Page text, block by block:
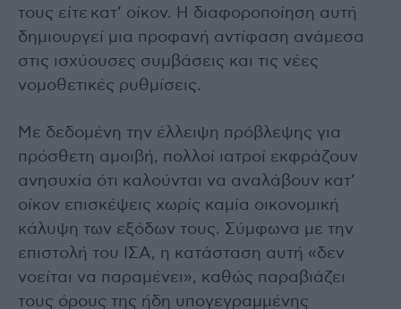
τους είτε κατ’ οίκον. Η διαφοροποίηση αυτή
δημιουργεί μια προφανή αντίφαση ανάμεσα
στις ισχύουσες συμβάσεις και τις νέες
νομοθετικές ρυθμίσεις.
Με δεδομένη την έλλειψη πρόβλεψης για
πρόσθετη αμοιβή, πολλοί ιατροί εκφράζουν
ανησυχία ότι καλούνται να αναλάβουν κατ’
οίκον επισκέψεις χωρίς καμία οικονομική
κάλυψη των εξόδων τους. Σύμφωνα με την
επιστολή του ΙΣΑ, η κατάσταση αυτή «δεν
νοείται να παραμένει», καθώς παραβιάζει
τους όρους της ήδη υπογεγραμμένης